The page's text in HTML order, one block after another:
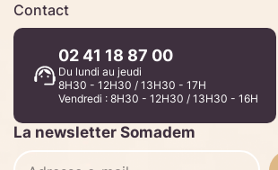
Contact
02 41 18 87 00
Du lundi au jeudi
8H30 - 12H30 / 13H30 - 17H
Vendredi : 8H30 - 12H30 / 13H30 - 16H
La newsletter Somadem